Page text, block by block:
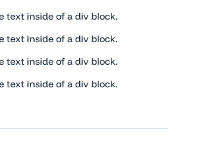
text inside of a div block.
text inside of a div block.
text inside of a div block.
text inside of a div block.